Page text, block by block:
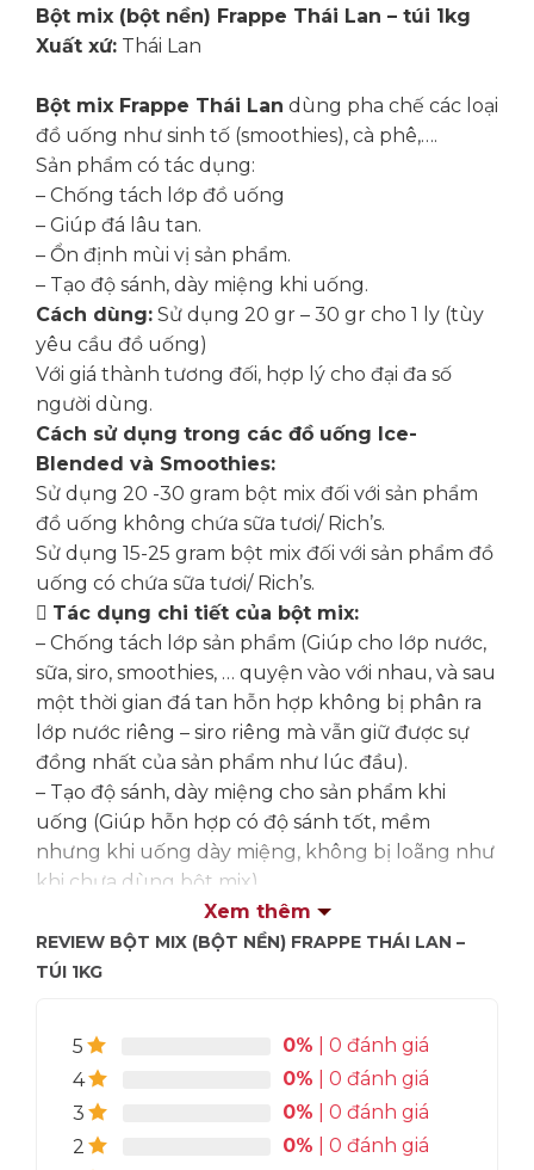
Bột mix (bột nền) Frappe Thái Lan – túi 1kg
Xuất xứ:Thái Lan
Bột mix Frappe Thái Lan dùng pha chế các loại
đồ uống như sinh tố (smoothies), cà phê,….
Sản phẩm có tác dụng:
– Chống tách lớp đồ uống
– Giúp đá lâu tan.
– Ổn định mùi vị sản phẩm.
– Tạo độ sánh, dày miệng khi uống.
Cách dùng:Sử dụng 20 gr – 30 gr cho 1 ly (tùy
yêu cầu đồ uống)
Với giá thành tương đối, hợp lý cho đại đa số
người dùng.
Cách sử dụng trong các đồ uống Ice-
Blended và Smoothies:
Sử dụng 20 -30 gram bột mix đối với sản phẩm
đồ uống không chứa sữa tươi/ Rich’s.
Sử dụng 15-25 gram bột mix đối với sản phẩm đồ
uống có chứa sữa tươi/ Rich’s.
 Tác dụng chi tiết của bột mix:
– Chống tách lớp sản phẩm (Giúp cho lớp nước,
sữa, siro, smoothies, … quyện vào với nhau, và sau
một thời gian đá tan hỗn hợp không bị phân ra
lớp nước riêng – siro riêng mà vẫn giữ được sự
đồng nhất của sản phẩm như lúc đầu).
– Tạo độ sánh, dày miệng cho sản phẩm khi
uống (Giúp hỗn hợp có độ sánh tốt, mềm
nhưng khi uống dày miệng, không bị loãng như
khi chưa dùng bột mix).
– Giúp đá lâu tan đến hơn 1 tiếng (Giữ cho đá lâu
tan, giúp ích cho việc sản dụng nếu không sử
dụng ngay thì vẫn giữ được tình trạng tốt gần
hình takeaway khi khách hàng không sử dụng
ngay sản phẩm nếu mang đi)
– Ổn định mùi vị sản phẩm (nguyên chất giúp
làm át đi các tạp mùi (mùi hôi, mùi nặng,. ..) của
các dòng siro/ smoothies để làm tăng cảm giác
Xem thêm
REVIEW BỘT MIX (BỘT NỀN) FRAPPE THÁI LAN –
TÚI 1KG
5 0% | 0 đánh giá
4
0% | 0 đánh giá
3
0% | 0 đánh giá
2
0% | 0 đánh giá